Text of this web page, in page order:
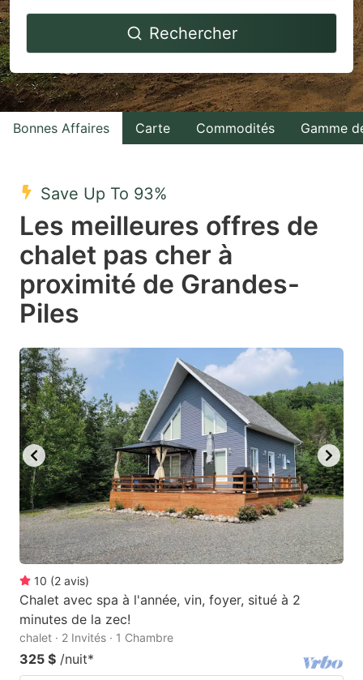
Navigate
to
interact
with
the
select
date.
Press
question
mark
key
to
get
the
keyboard
shortcuts
for
changing
dates.
Navigate
backward
to
interact
with
the
a
date.
Press
mark
to
get
the
keyboard
shortcuts
for
changing
dates.
Rechercher
Bonnes Affaires Carte Commodités Gamme
Save Up To 93%
Les meilleures offres de
chalet pas cher à
proximité de Grandes-
Piles
10 (2 avis)
Chalet avec spa à l'année, vin, foyer, situé à 2
minutes de la zec!
chalet · 2 Invités · 1 Chambre
325 $ /nuit*